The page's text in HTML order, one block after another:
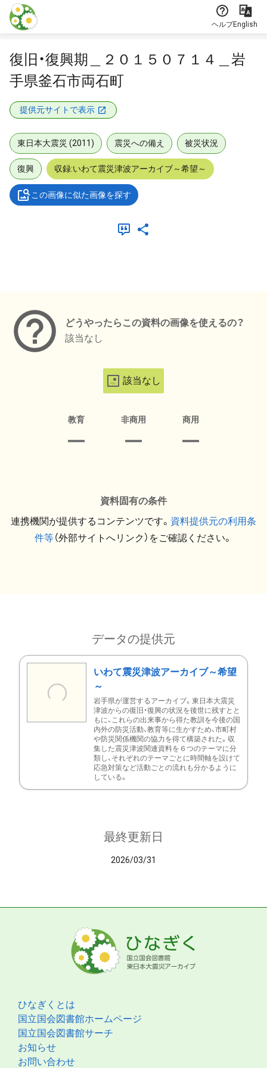
本文に飛ぶ
ヘルプEnglish
復旧・復興期＿２０１５０７１４＿岩
手県釜石市両石町
提供元サイトで表示
東日本大震災 (2011) 震災への備え 被災状況
復興 収録:いわて震災津波アーカイブ～希望～
この画像に似た画像を探す
どうやったらこの資料の画像を使えるの？
該当なし
該当なし
教育 非商用 商用
資料固有の条件
連携機関が提供するコンテンツです。 資料提供元の利用条
件等（外部サイトへリンク）をご確認ください。
データの提供元
いわて震災津波アーカイブ～希望
～
岩手県が運営するアーカイブ。東日本大震災
津波からの復旧・復興の状況を後世に残すとと
もに、これらの出来事から得た教訓を今後の国
内外の防災活動、教育等に生かすため、市町村
や防災関係機関の協力を得て構築された。収
集した震災津波関連資料を６つのテーマに分
類し、それぞれのテーマごとに時間軸を設けて
応急対策など活動ごとの流れも分かるように
している。
最終更新日
2026/03/31
ひなぎくとは
国立国会図書館ホームページ
国立国会図書館サーチ
お知らせ
お問い合わせ